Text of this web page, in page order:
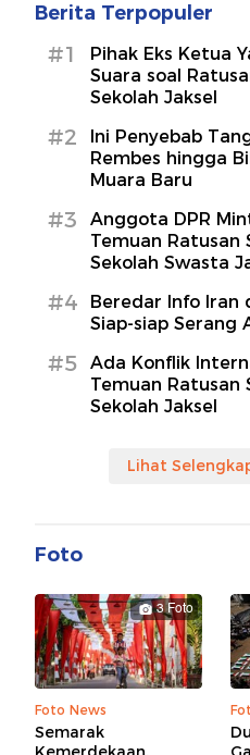
Berita Terpopuler
#1
Pihak Eks Ketua
Suara soal
Sekolah Jaksel
#2
Ini Penyebab
Rembes hingga
Muara Baru
#3
Anggota DPR
Temuan Ratusan
Sekolah Swasta
#4
Beredar Info Iran
Siap-siap Serang
#5
Ada Konflik
Temuan Ratusan
Sekolah Jaksel
Lihat
Foto
3 Foto
Foto News
Semarak